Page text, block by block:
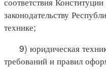
законодательству
технике;
9) юридическая
требований и правил